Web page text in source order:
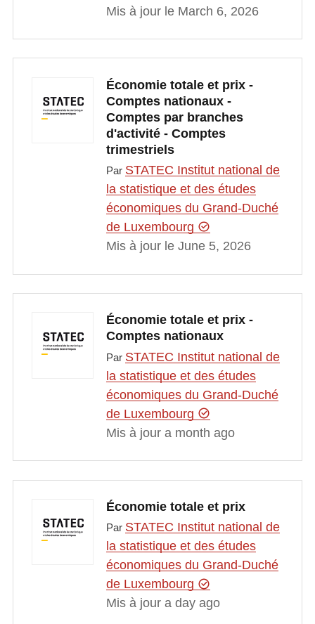
Mis à jour le March 6, 2026
Économie totale et prix -
Comptes nationaux -
Comptes par branches
d'activité - Comptes
trimestriels
Par STATEC Institut national de
la statistique et des études
économiques du Grand-Duché
de Luxembourg
Mis à jour le June 5, 2026
Économie totale et prix -
Comptes nationaux
Par STATEC Institut national de
la statistique et des études
économiques du Grand-Duché
de Luxembourg
Mis à jour a month ago
Économie totale et prix
Par STATEC Institut national de
la statistique et des études
économiques du Grand-Duché
de Luxembourg
Mis à jour a day ago